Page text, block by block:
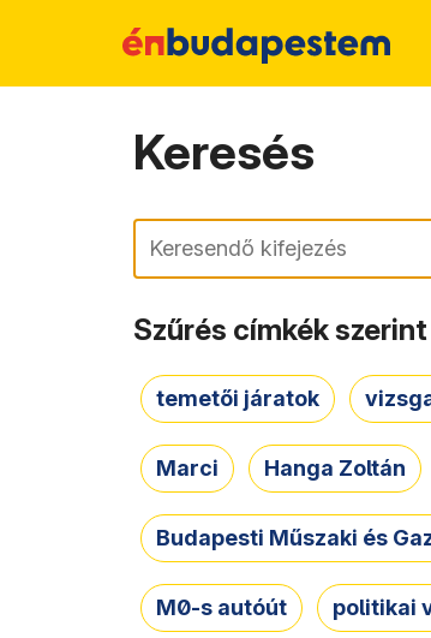
Keresés
Keresés
Szűrés címkék szerint
temetői járatok
Marci Hanga Zoltán
Budapesti Műszaki és
M0-s autóút politikai